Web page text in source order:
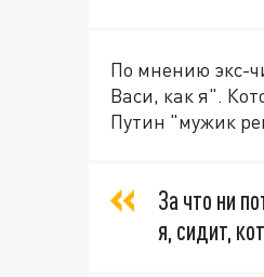
По мнению экс-
Васи, как я".
Путин "мужик
За что ни
я, сидит,